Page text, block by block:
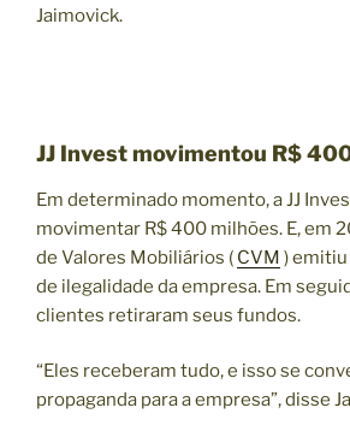
Jaimovick.
JJ Invest movimentou R$
Em determinado momento, a JJ
movimentar R$ 400 milhões. E, em
de Valores Mobiliários ( CVM )
de ilegalidade da empresa. Em
clientes retiraram seus fundos.
“Eles receberam tudo, e isso se
propaganda para a empresa”, disse